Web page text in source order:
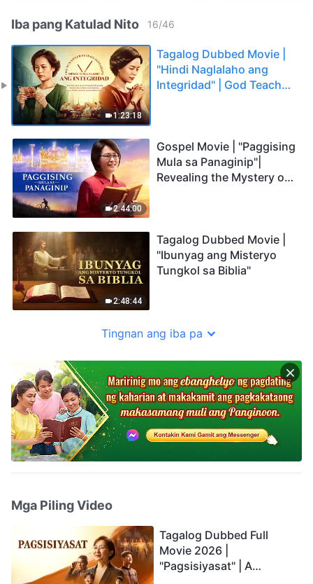
Iba pang Katulad Nito 16/46
1:23:18
Tagalog Dubbed Movie |
"Hindi Naglalaho ang
Integridad" | God Teaches
2:44:00
Gospel Movie | "Paggising
Mula sa Panaginip"|
Revealing the Mystery of
2:48:44
Tagalog Dubbed Movie |
"Ibunyag ang Misteryo
Tungkol sa Biblia"
Tingnan ang iba pa
Mga Piling Video
Tagalog Dubbed Full
Movie 2026 |
"Pagsisiyasat" | A